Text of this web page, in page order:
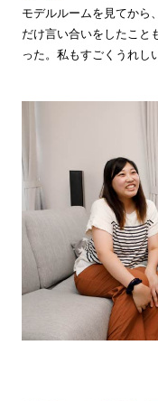
モデルルームを見てから
だけ言い合いをしたこと
った。私もすごくうれし